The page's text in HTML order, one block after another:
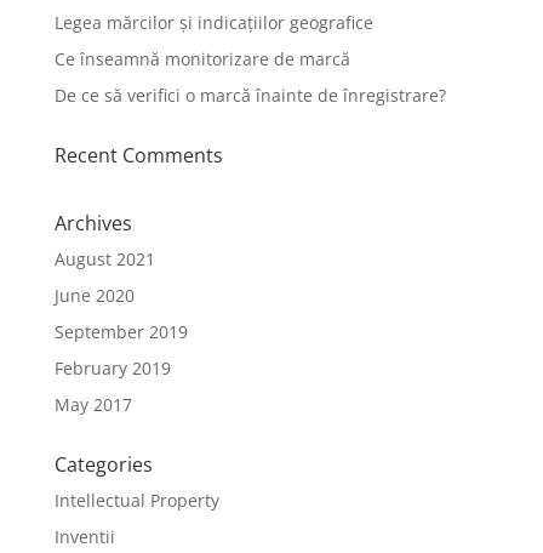
Legea mărcilor și indicațiilor geografice
Ce înseamnă monitorizare de marcă
De ce să verifici o marcă înainte de înregistrare?
Recent Comments
Archives
August 2021
June 2020
September 2019
February 2019
May 2017
Categories
Intellectual Property
Inventii